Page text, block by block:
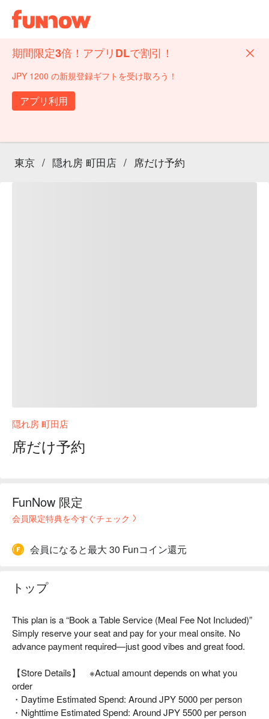
期間限定3倍！アプリDLで割引！
JPY 1200 の新規登録ギフトを受け取ろう！
アプリ利用
東京 / 隠れ房 町田店 / 席だけ予約
隠れ房 町田店
席だけ予約
FunNow 限定
会員限定特典を今すぐチェック
会員になると最大 30 Funコイン還元
トップ
This plan is a “Book a Table Service (Meal Fee Not Included)”
Simply reserve your seat and pay for your meal onsite. No
advance payment required—just good vibes and great food.
【Store Details】 ※Actual amount depends on what you
order
・Daytime Estimated Spend: Around JPY 5000 per person
・Nighttime Estimated Spend: Around JPY 5500 per person